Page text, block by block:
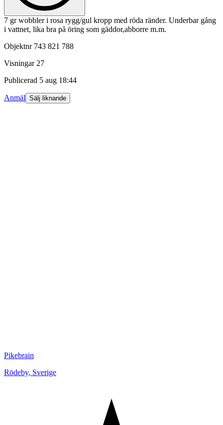
7 gr wobbler i rosa rygg/gul kropp med röda ränder. Underbar gång
i vattnet, lika bra på öring som gäddor,abborre m.m.
Objektnr 743 821 788
Visningar 27
Publicerad 5 aug 18:44
Anmäl Sälj liknande
Pikebrain
Rödeby, Sverige